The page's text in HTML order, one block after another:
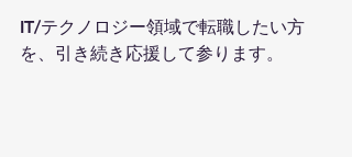
IT/テクノロジー領域で転職したい方
を、引き続き応援して参ります。